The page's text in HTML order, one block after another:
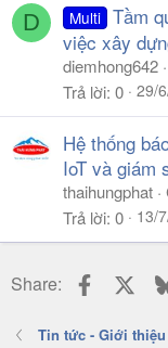
D Multi Tầm
việc xây
diemhong642
Trả lời 0 29/
Hệ thống
IoT và giám
thaihungphat
Trả lời 0 13/
Share:
Tin tức - Giới